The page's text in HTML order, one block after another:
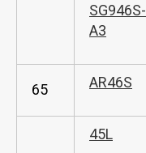
SG946S-
A3
65 AR46S
45L